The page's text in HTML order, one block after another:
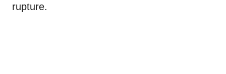
rupture.